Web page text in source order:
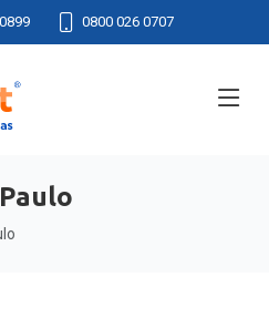
0800 026 0707